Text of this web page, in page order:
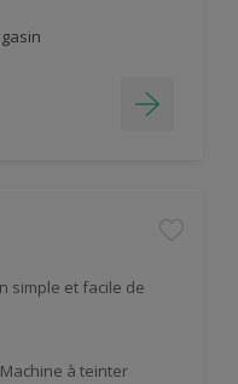
simple et facile de
à teinter